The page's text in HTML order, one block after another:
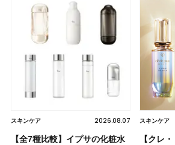
スキンケア 2026.08.07
【全7種比較】イプサの化粧水
スキンケア
【クレ